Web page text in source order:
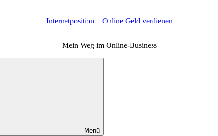
Internetposition – Online Geld verdienen
Mein Weg im Online-Business
Menü